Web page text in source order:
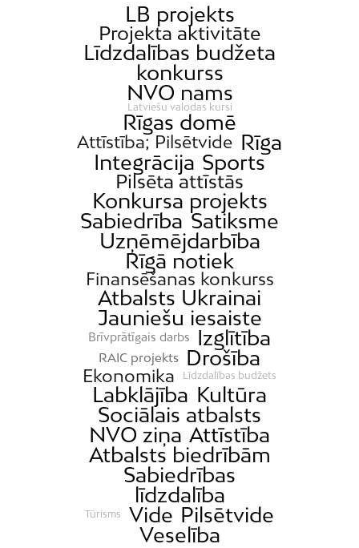
LB projekts
Projekta aktivitāte
Līdzdalības budžeta
konkurss
NVO nams
Latviešu valodas kursi
Rīgas domē
Attīstība; Pilsētvide Rīga
Integrācija Sports
Pilsēta attīstās
Konkursa projekts
Sabiedrība Satiksme
Uzņēmējdarbība
Rīgā notiek
Finansēšanas konkurss
Atbalsts Ukrainai
Jauniešu iesaiste
Brīvprātīgais darbs Izglītība
RAIC projekts Drošība
Ekonomika Līdzdalības budžets
Labklājība Kultūra
Sociālais atbalsts
NVO ziņa Attīstība
Atbalsts biedrībām
Sabiedrības
līdzdalība
Tūrisms Vide Pilsētvide
Veselība